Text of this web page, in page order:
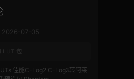
2026-07-05
LUT 包
佳能C-Log2 C-Log3转阿莱